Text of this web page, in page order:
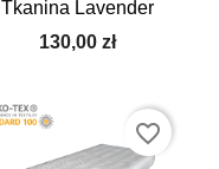
Tkanina Lavender
130,00 zł
favorite_border